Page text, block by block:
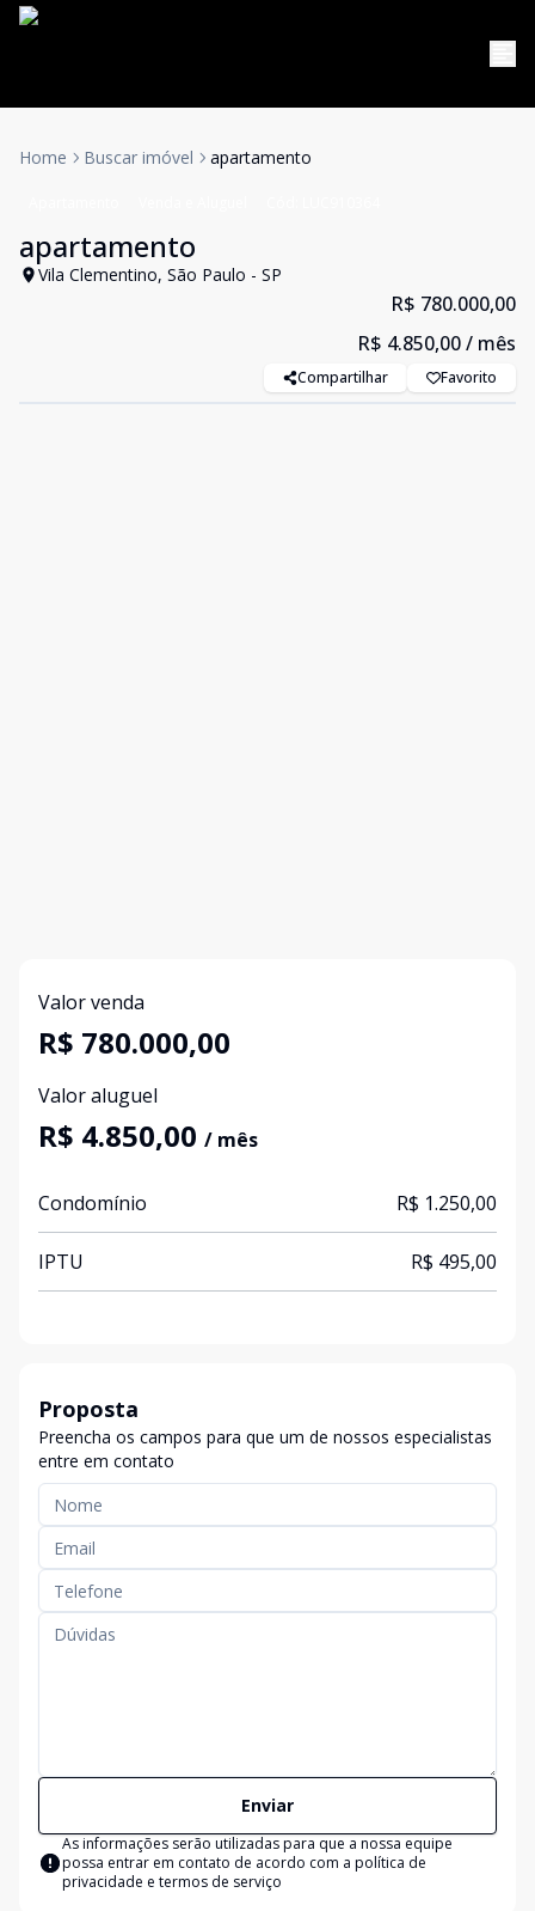
Home Buscar imóvel apartamento
apartamento
Vila Clementino, São Paulo - SP
R$ 780.000,00
R$ 4.850,00/ mês
Compartilhar Favorito
Valor venda
R$ 780.000,00
Valor aluguel
R$ 4.850,00 / mês
Condomínio R$ 1.250,00
IPTU R$ 495,00
Proposta
Preencha os campos para que um de nossos especialistas
entre em contato
Enviar
As informações serão utilizadas para que a nossa equipe
possa entrar em contato de acordo com a política de
privacidade e termos de serviço